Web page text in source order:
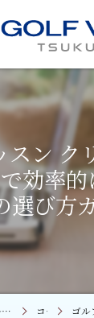
スン ク
効率
選び方
茨城県つくばのゴルフレッスンならGOLF VIEW つくば コラム ゴルフ レッ